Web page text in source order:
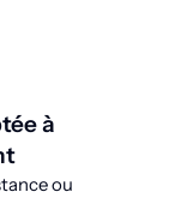
à
ou